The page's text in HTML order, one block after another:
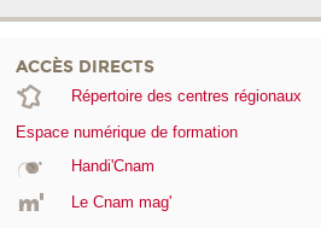
ACCÈS DIRECTS
Répertoire des centres régionaux
Espace numérique de formation
Handi'Cnam
Le Cnam mag'